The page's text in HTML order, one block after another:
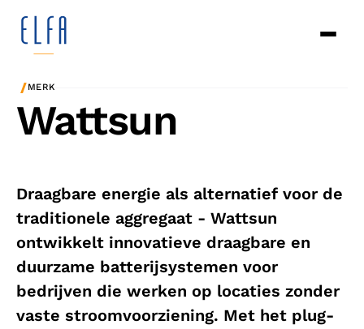
/MERK
Wattsun
Draagbare energie als alternatief voor de
traditionele aggregaat - Wattsun
ontwikkelt innovatieve draagbare en
duurzame batterijsystemen voor
bedrijven die werken op locaties zonder
vaste stroomvoorziening. Met het plug-